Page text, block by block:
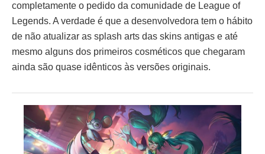
completamente o pedido da comunidade de League of
Legends. A verdade é que a desenvolvedora tem o hábito
de não atualizar as splash arts das skins antigas e até
mesmo alguns dos primeiros cosméticos que chegaram
ainda são quase idênticos às versões originais.